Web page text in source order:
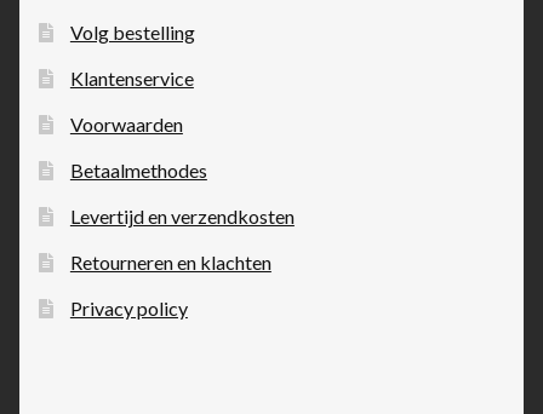
Volg bestelling
Klantenservice
Voorwaarden
Betaalmethodes
Levertijd en verzendkosten
Retourneren en klachten
Privacy policy